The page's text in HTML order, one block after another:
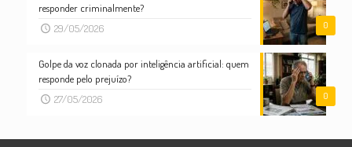
0
responder criminalmente?
29/05/2026
0
Golpe da voz clonada por inteligência artificial: quem
responde pelo prejuízo?
27/05/2026